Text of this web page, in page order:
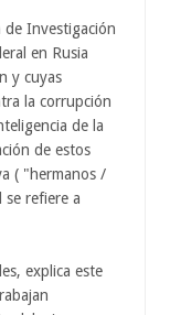
de Investigación
en Rusia
y cuyas
la corrupción
de la
de estos
( "hermanos /
se refiere a
explica este